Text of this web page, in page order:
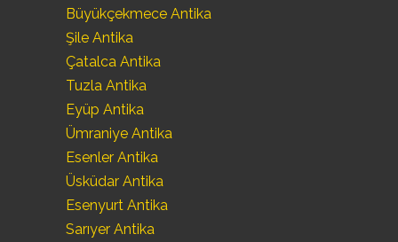
Büyükçekmece Antika
Şile Antika
Çatalca Antika
Tuzla Antika
Eyüp Antika
Ümraniye Antika
Esenler Antika
Üsküdar Antika
Esenyurt Antika
Sarıyer Antika